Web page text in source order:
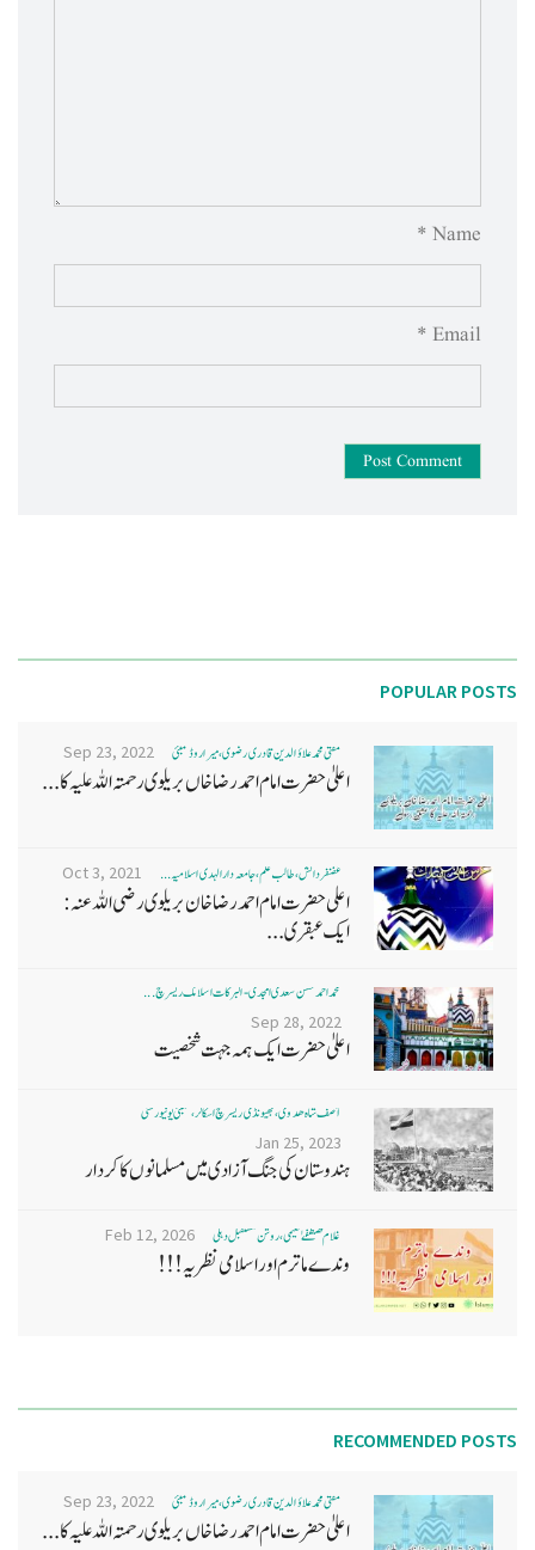
Name *
Email *
Post Comment
POPULAR POSTS
مفتی محمد علاؤ الدین قادری رضوی ، میرا روڈ ممبئی Sep 23, 2022
اعلیٰ حضرت امام احمد رضا خاں بر یلو ی رحمتہ اللہ علیہ کا...
غضنفر دانش، طالب علم، جامعہ دارالہدی اسلامیہ ... Oct 3, 2021
اعلی حضرت امام احمد رضا خان بریلوی رضی اللہ عنہ:
ایک عبقری...
محمد احمد حسن سعدی امجدی - البرکات اسلامک ریسرچ ...
Sep 28, 2022
اعلیٰ حضرت ایک ہمہ جہت شخصیت
آصف شاہ ھدوی، بھیونڈی ریسرچ اسکالر، ممبئی یونیورسٹی
Jan 25, 2023
ہندوستان کی جنگ آزادی میں مسلمانوں کا کردار
غلام مصطفےٰ نعیمی، روشن مستقبل دہلی Feb 12, 2026
وندے ماترم اور اسلامی نظریہ!!!
RECOMMENDED POSTS
مفتی محمد علاؤ الدین قادری رضوی ، میرا روڈ ممبئی Sep 23, 2022
اعلیٰ حضرت امام احمد رضا خاں بر یلو ی رحمتہ اللہ علیہ کا...